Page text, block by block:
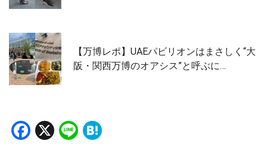
【万博レポ】UAEパビリオンはまさしく“大
阪・関西万博のオアシス”と呼ぶに…
Facebook
X Line